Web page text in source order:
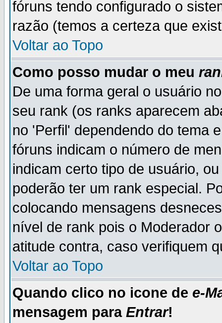
fóruns tendo configurado o
razão (temos a certeza que
Voltar ao Topo
Como posso mudar o meu
De uma forma geral o usuário
seu rank (os ranks aparecem
no 'Perfil' dependendo do tema
fóruns indicam o número de
indicam certo tipo de usuário,
poderão ter um rank especial.
colocando mensagens
nível de rank pois o Moderador
atitude contra, caso verifiquem
Voltar ao Topo
Quando clico no icone de e-
mensagem para Entrar!